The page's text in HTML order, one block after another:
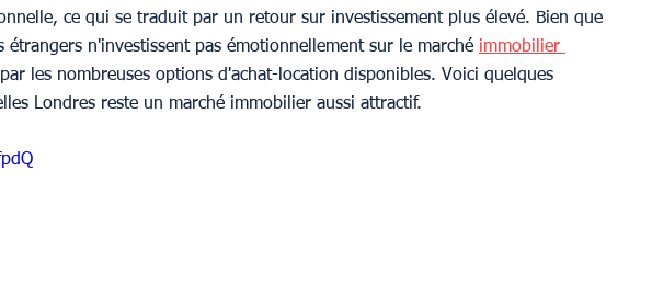
ce qui se traduit par un retour sur investissement plus élevé. Bien que
étrangers n'investissent pas émotionnellement sur le marché immobilier
les nombreuses options d'achat-location disponibles. Voici quelques
Londres reste un marché immobilier aussi attractif.